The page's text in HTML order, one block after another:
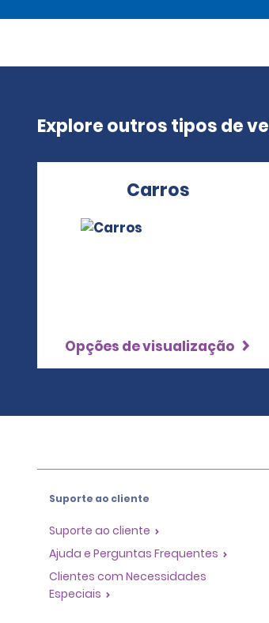
Explore outros tipos de
Carros
Opções de visualização
Suporte ao cliente
Suporte ao cliente
Ajuda e Perguntas Frequentes
Clientes com Necessidades
Especiais